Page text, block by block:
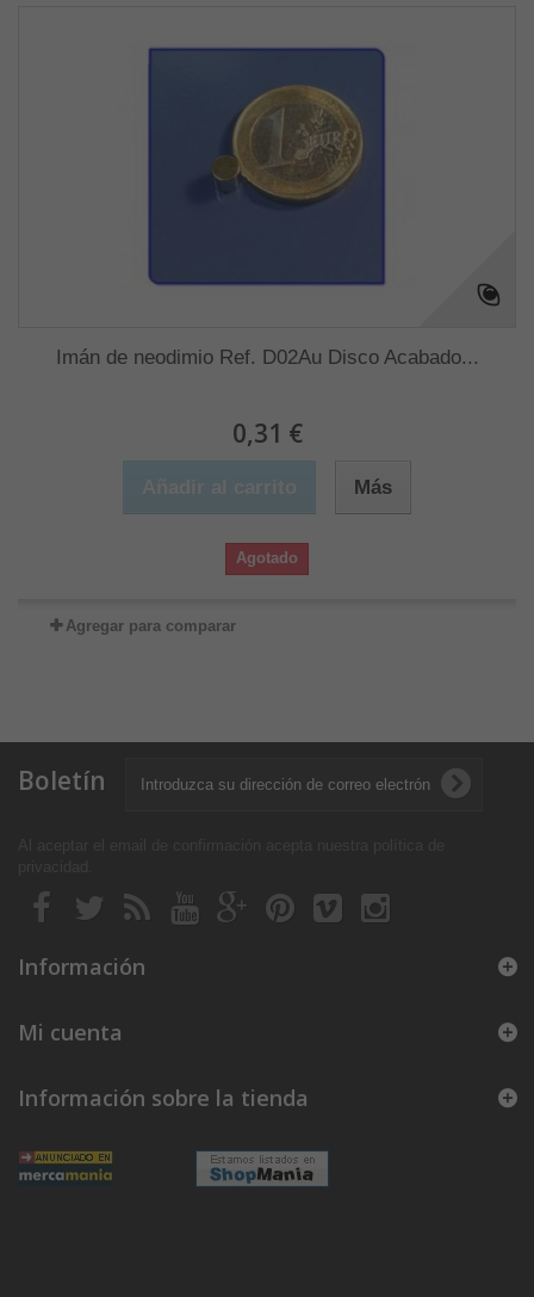
Imán de neodimio Ref. D02Au Disco Acabado...
0,31 €
Más
Agotado
Agregar para comparar
Boletín
Información
Mi cuenta
Información sobre la tienda